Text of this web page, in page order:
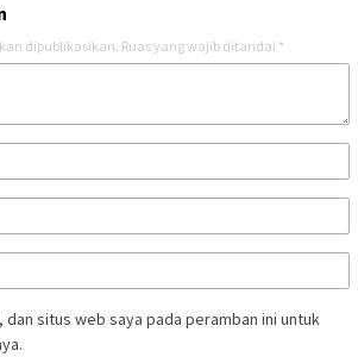
dipublikasikan. Ruas yang wajib ditandai *
dan situs web saya pada peramban ini untuk